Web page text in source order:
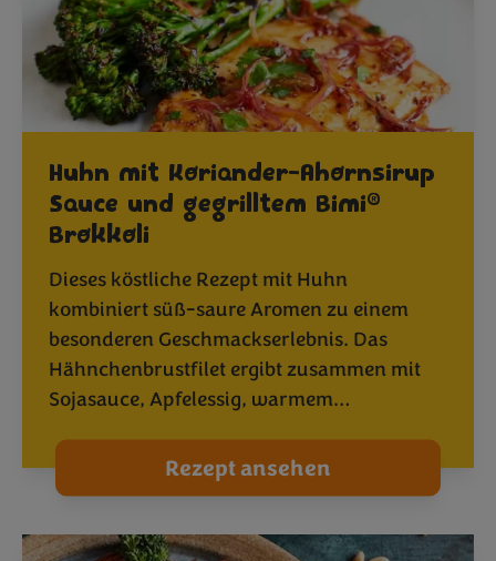
Huhn mit Koriander-Ahornsirup
Sauce und gegrilltem Bimi®
Brokkoli
Dieses köstliche Rezept mit Huhn
kombiniert süß-saure Aromen zu einem
besonderen Geschmackserlebnis. Das
Hähnchenbrustfilet ergibt zusammen mit
Sojasauce, Apfelessig, warmem…
Rezept ansehen